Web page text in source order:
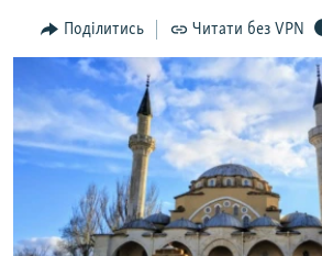
пошуку
ІНТЕРВ'Ю
ВСЕ ЗА ДЕНЬ
СПЕЦПРОЕКТИ
ДЕПОРТАЦІЯ
ВІДЕОУРОКИ «ELIFBE»
СВІДЧЕННЯ ОКУПАЦІЇ
ЯК ОБІЙТИ БЛОКУВАННЯ
Русский
Qırımtatar
Поділитись Читати без VPN